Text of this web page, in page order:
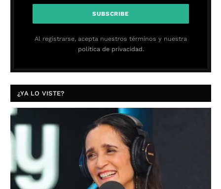
Al registrarse, acepta nuestros términos y nuestra
política de privacidad.
¿YA LO VISTE?